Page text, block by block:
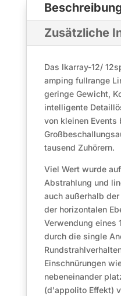
Zusätzliche
Das Ikarray-12/
amping fullrange
geringe Gewicht,
intelligente
von kleinen Events
tausend Zuhörern.
Viel Wert wurde
Abstrahlung und
auch außerhalb
der horizontalen
Verwendung eines
durch die single
Einschnürungen
nebeneinander
(d'appolito Effekt)